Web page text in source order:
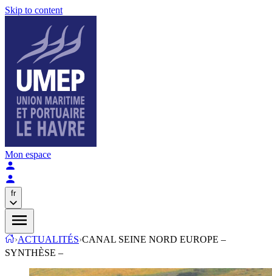
Skip to content
Mon espace
fr
›ACTUALITÉS›CANAL SEINE NORD EUROPE –
SYNTHÈSE –